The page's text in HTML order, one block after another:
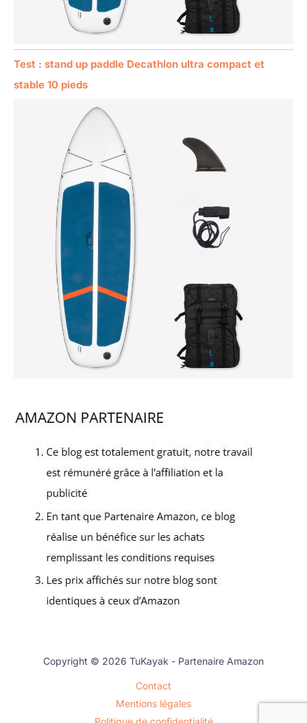
Test : stand up paddle Decathlon ultra compact et
stable 10 pieds
Copyright © 2026 TuKayak - Partenaire Amazon
Contact
Mentions légales